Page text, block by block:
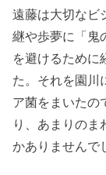
遠藤は大切なビ
継や歩夢に「鬼
を避けるために
た。それを園川
ア菌をまいたの
り、あまりのま
かありませんで